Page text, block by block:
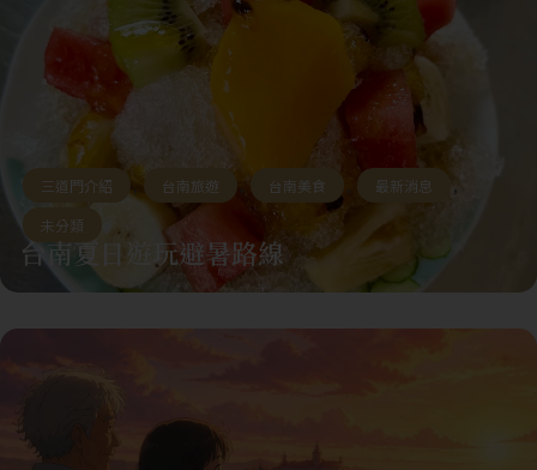
三道門介紹 台南旅遊 台南美食 最新消息
未分類
台南夏日遊玩避暑路線